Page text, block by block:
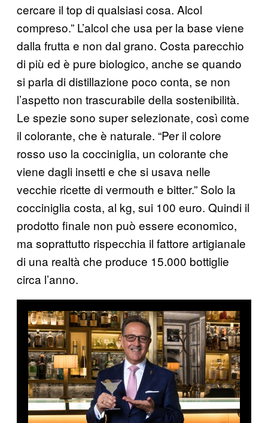
cercare il top di qualsiasi cosa. Alcol
compreso.” L’alcol che usa per la base viene
dalla frutta e non dal grano. Costa parecchio
di più ed è pure biologico, anche se quando
si parla di distillazione poco conta, se non
l’aspetto non trascurabile della sostenibilità.
Le spezie sono super selezionate, così come
il colorante, che è naturale. “Per il colore
rosso uso la cocciniglia, un colorante che
viene dagli insetti e che si usava nelle
vecchie ricette di vermouth e bitter.” Solo la
cocciniglia costa, al kg, sui 100 euro. Quindi il
prodotto finale non può essere economico,
ma soprattutto rispecchia il fattore artigianale
di una realtà che produce 15.000 bottiglie
circa l’anno.